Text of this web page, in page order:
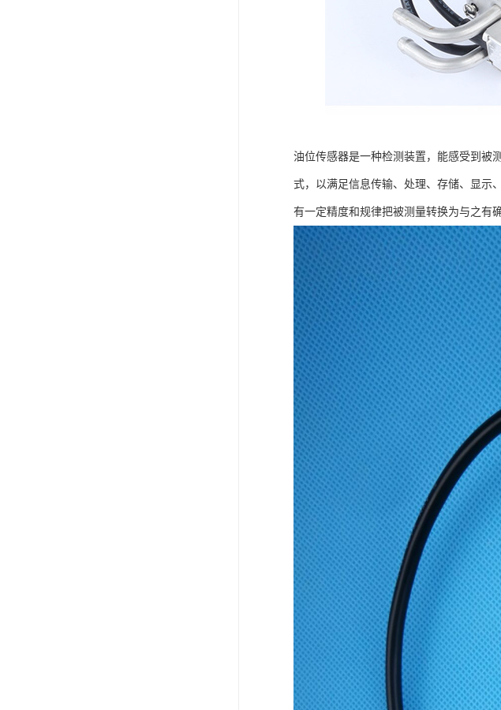
油位传感器是一种检测装置，能感受到被
式，以满足信息传输、处理、存储、显示
有一定精度和规律把被测量转换为与之有